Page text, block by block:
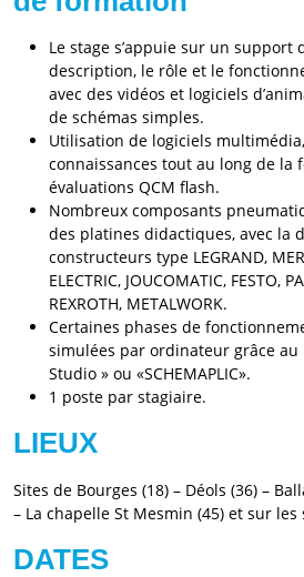
Le stage s’appuie sur un support
description, le rôle et le
avec des vidéos et logiciels
de schémas simples.
Utilisation de logiciels
connaissances tout au long de la
évaluations QCM flash.
Nombreux composants
des platines didactiques, avec la
constructeurs type LEGRAND,
ELECTRIC, JOUCOMATIC, FESTO,
REXROTH, METALWORK.
Certaines phases de
simulées par ordinateur grâce au
Studio » ou «SCHEMAPLIC».
1 poste par stagiaire.
LIEUX
Sites de Bourges (18) – Déols (36) –
– La chapelle St Mesmin (45) et sur
DATES